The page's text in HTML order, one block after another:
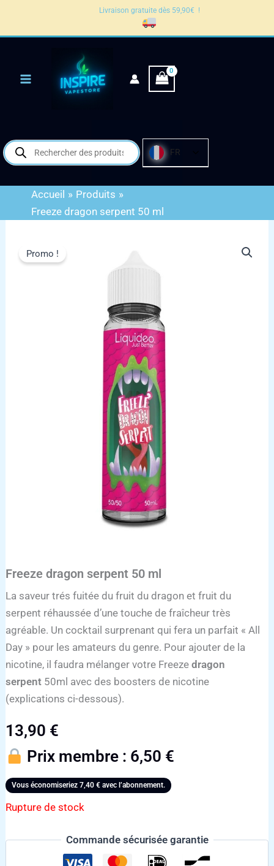
Livraison gratuite dès 59,90€ !
Recherche
de
produits
FR
Accueil
Produits
Freeze dragon serpent 50 ml
Promo !
Freeze dragon serpent 50 ml
La saveur trés fuitée du fruit du dragon et fruit du
serpent réhaussée d’une touche de fraîcheur très
agréable. Un cocktail surprenant qui fera un parfait « All
Day » pour les amateurs du genre. Pour ajouter de la
nicotine, il faudra mélanger votre Freezedragon
serpent 50ml avec des boosters de nicotine
(explications ci-dessous).
13,90 €
Prix membre : 6,50 €
Vous économiseriez7,40€ avec l’abonnement.
Rupture de stock
Commande sécurisée garantie